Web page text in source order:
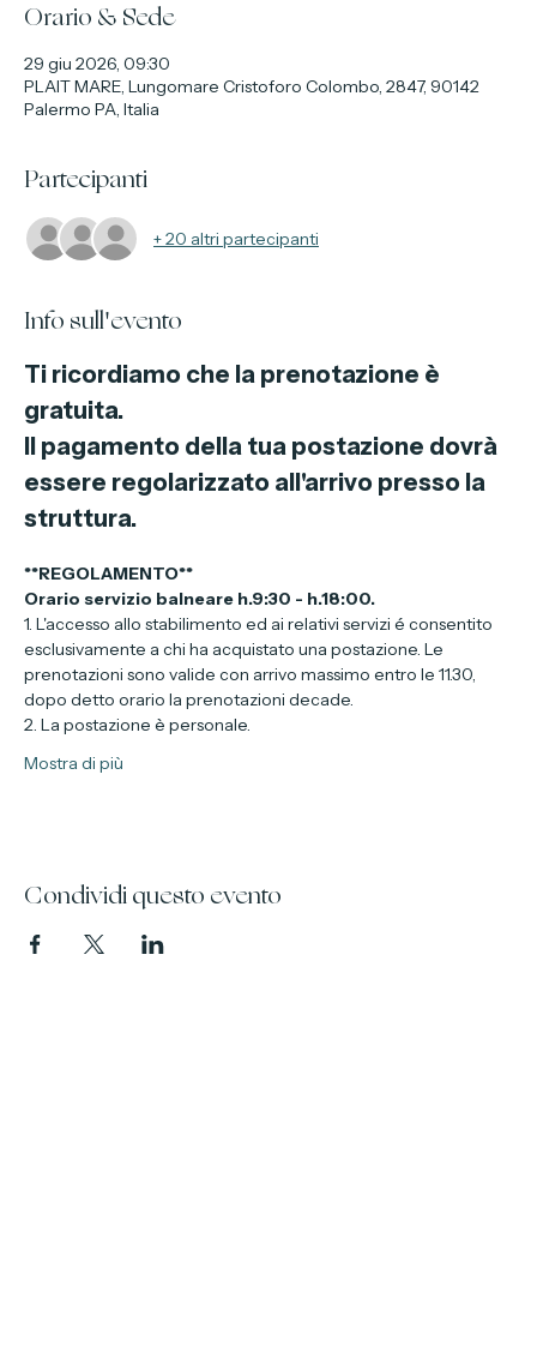
Orario & Sede
29 giu 2026, 09:30
Partecipanti
Info sull'evento
Ti ricordiamo che la prenotazione è
gratuita.
Il pagamento della tua postazione dovrà
essere regolarizzato all'arrivo presso la
struttura.
**REGOLAMENTO**
Orario servizio balneare h.9:30 - h.18:00.
1. L'accesso allo stabilimento ed ai relativi servizi é consentito
esclusivamente a chi ha acquistato una postazione. Le
prenotazioni sono valide con arrivo massimo entro le 11.30,
2. La postazione è personale.
Condividi questo evento